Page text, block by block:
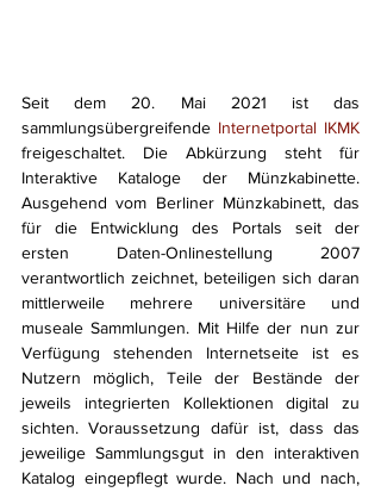
Seit dem 20. Mai 2021 ist das
sammlungsübergreifende Internetportal IKMK
freigeschaltet. Die Abkürzung steht für
Interaktive Kataloge der Münzkabinette.
Ausgehend vom Berliner Münzkabinett, das
für die Entwicklung des Portals seit der
ersten Daten-Onlinestellung 2007
verantwortlich zeichnet, beteiligen sich daran
mittlerweile mehrere universitäre und
museale Sammlungen. Mit Hilfe der nun zur
Verfügung stehenden Internetseite ist es
Nutzern möglich, Teile der Bestände der
jeweils integrierten Kollektionen digital zu
sichten. Voraussetzung dafür ist, dass das
jeweilige Sammlungsgut in den interaktiven
Katalog eingepflegt wurde. Nach und nach,